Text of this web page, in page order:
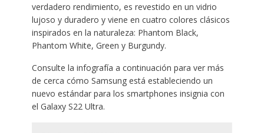
verdadero rendimiento, es revestido en un vidrio
lujoso y duradero y viene en cuatro colores clásicos
inspirados en la naturaleza: Phantom Black,
Phantom White, Green y Burgundy.
Consulte la infografía a continuación para ver más
de cerca cómo Samsung está estableciendo un
nuevo estándar para los smartphones insignia con
el Galaxy S22 Ultra.